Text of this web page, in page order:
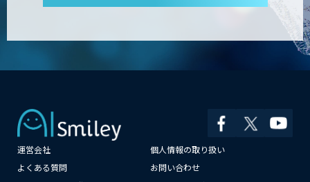
展示会の名刺を商談に変える
「GenLead」
運営会社
個人情報の取り扱い
よくある質問
お問い合わせ